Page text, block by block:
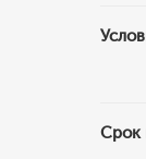
Срок